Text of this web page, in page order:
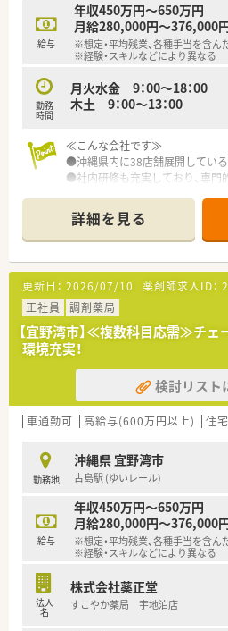
給与
年収450万円～650万円
月給280,000円～376,000
※想定・平均残業、各種手当を含ん
※経験・スキルなどにより異なる
勤務
時間
月火水金 9：00～18：00
木土 9：00～13：00
≪こんな会社です≫
●沖縄県内に38店舗展開している
●社内研修も充実しており、専門
●育児休業・介護休業・看護休暇
就業できる環境づくりに取り組
詳細を見る
更新日： 2026/07/10 薬剤師求人ID：
正社員
調剤薬局
【宜野湾市】≪複数科目応需≫チェ
環境充実！
検討リスト
車通勤可 高給与(600万円以上) 住
勤務地
沖縄県 宜野湾市
古島駅 (ゆいレール)
給与
年収450万円～650万円
月給280,000円～376,000
※想定・平均残業、各種手当を含ん
※経験・スキルなどにより異なる
法人
名
株式会社薬正堂
すこやか薬局 宇地泊店